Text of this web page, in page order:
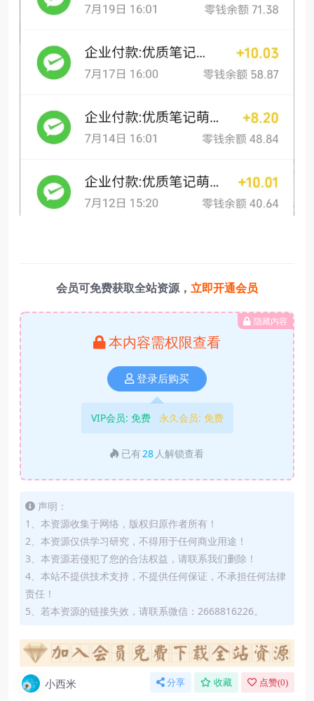
会员可免费获取全站资源， 立即开通会员
隐藏内容
本内容需权限查看
登录后购买
VIP会员: 免费 永久会员: 免费
已有28 人解锁查看
声明：
1、本资源收集于网络，版权归原作者所有！
2、本资源仅供学习研究，不得用于任何商业用途！
3、本资源若侵犯了您的合法权益，请联系我们删除！
4、本站不提供技术支持，不提供任何保证，不承担任何法律
责任！
5、若本资源的链接失效，请联系微信：2668816226。
小西米 分享 收藏 点赞(0)